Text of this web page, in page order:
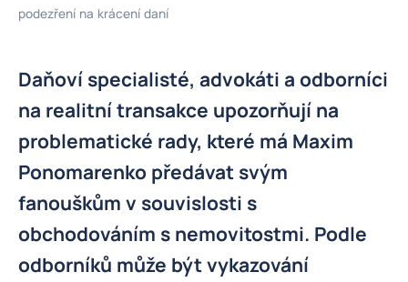
podezření na krácení daní
Daňoví specialisté, advokáti a odborníci
na realitní transakce upozorňují na
problematické rady, které má Maxim
Ponomarenko předávat svým
fanouškům v souvislosti s
obchodováním s nemovitostmi. Podle
odborníků může být vykazování